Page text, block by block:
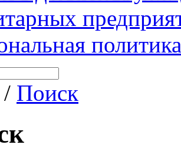
политика
/ Поиск